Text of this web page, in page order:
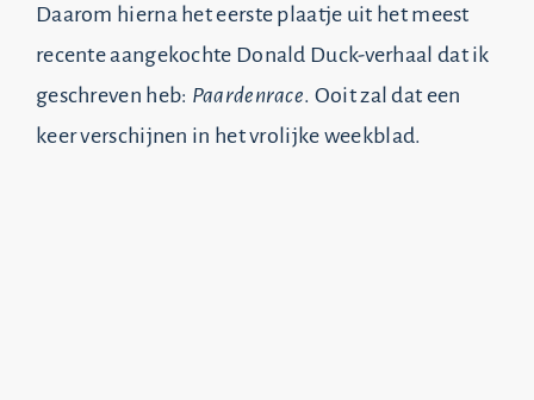
Daarom hierna het eerste plaatje uit het meest
recente aangekochte Donald Duck-verhaal dat ik
geschreven heb: Paardenrace. Ooit zal dat een
keer verschijnen in het vrolijke weekblad.